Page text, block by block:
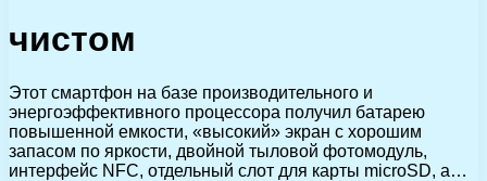
чистом
Этот смартфон на базе производительного и
энергоэффективного процессора получил батарею
повышенной емкости, «высокий» экран с хорошим
запасом по яркости, двойной тыловой фотомодуль,
интерфейс NFC, отдельный слот для карты microSD, а…